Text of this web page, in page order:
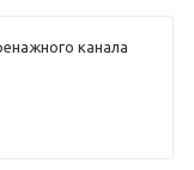
канала